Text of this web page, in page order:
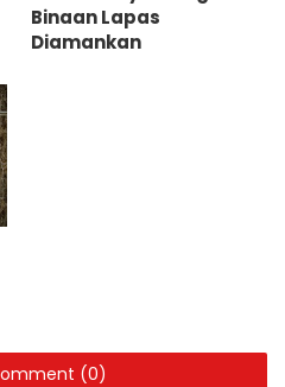
Binaan Lapas
Diamankan
(0)